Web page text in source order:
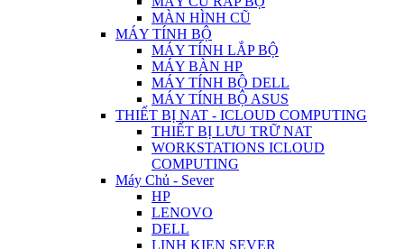
MÀN HÌNH CŨ
MÁY TÍNH BỘ
MÁY TÍNH LẮP BỘ
MÁY BÀN HP
MÁY TÍNH BỘ DELL
MÁY TÍNH BỘ ASUS
THIẾT BỊ NAT - ICLOUD COMPUTING
THIẾT BỊ LƯU TRỮ NAT
WORKSTATIONS ICLOUD
COMPUTING
Máy Chủ - Sever
HP
LENOVO
DELL
LINH KIEN SEVER